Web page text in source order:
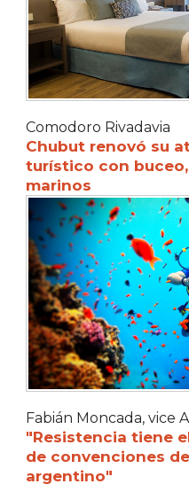
Comodoro Rivadavia
Chubut renovó su
turístico con
marinos
Fabián Moncada, vice
"Resistencia tiene
de convenciones
argentino"